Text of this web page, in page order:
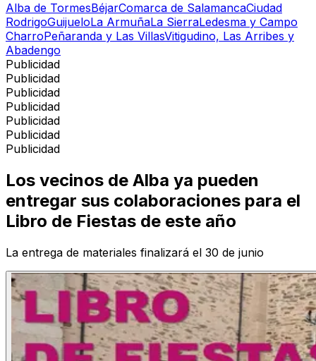
Alba de TormesBéjarComarca de SalamancaCiudad
RodrigoGuijueloLa ArmuñaLa SierraLedesma y Campo
CharroPeñaranda y Las VillasVitigudino, Las Arribes y
Abadengo
Publicidad
Publicidad
Publicidad
Publicidad
Publicidad
Publicidad
Publicidad
Los vecinos de Alba ya pueden
entregar sus colaboraciones para el
Libro de Fiestas de este año
La entrega de materiales finalizará el 30 de junio